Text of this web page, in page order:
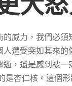
的威力，我們必須
人遭受突如其來
逝，還是感到被一
杏仁核。這個形